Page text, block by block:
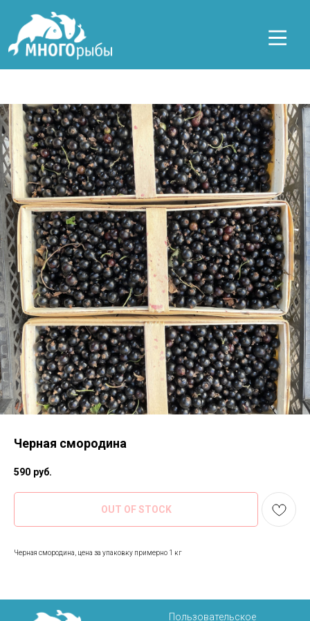
Черная смородина
590 руб.
OUT OF STOCK
Черная смородина, цена за упаковку примерно 1 кг
Пользовательское